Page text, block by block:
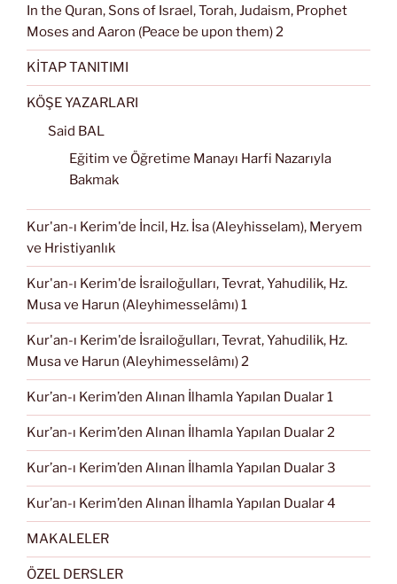
In the Quran, Sons of Israel, Torah, Judaism, Prophet
Moses and Aaron (Peace be upon them) 2
KİTAP TANITIMI
KÖŞE YAZARLARI
Said BAL
Eğitim ve Öğretime Manayı Harfi Nazarıyla
Bakmak
Kur'an-ı Kerim'de İncil, Hz. İsa (Aleyhisselam), Meryem
ve Hristiyanlık
Kur'an-ı Kerim'de İsrailoğulları, Tevrat, Yahudilik, Hz.
Musa ve Harun (Aleyhimesselâmı) 1
Kur'an-ı Kerim'de İsrailoğulları, Tevrat, Yahudilik, Hz.
Musa ve Harun (Aleyhimesselâmı) 2
Kur’an-ı Kerim’den Alınan İlhamla Yapılan Dualar 1
Kur’an-ı Kerim’den Alınan İlhamla Yapılan Dualar 2
Kur’an-ı Kerim’den Alınan İlhamla Yapılan Dualar 3
Kur’an-ı Kerim’den Alınan İlhamla Yapılan Dualar 4
MAKALELER
ÖZEL DERSLER